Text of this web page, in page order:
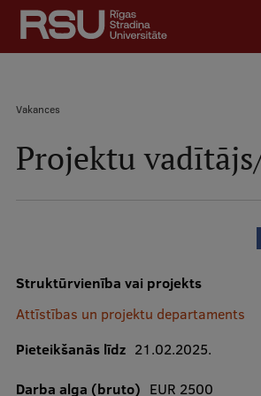
Pārlekt
galveno
saturu
Latviski
Meklēt Skolēniem
Darba devējiem
Bibliotēka
Atpakaļceļš
Vakances
Projektu
Struktūrvienība vai projekts
Attīstības un projektu departaments
Pieteikšanās līdz 21.02.2025.
Darba alga (bruto) EUR 2500